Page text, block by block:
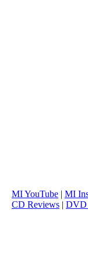
MI YouTube | MI
CD Reviews | DVD